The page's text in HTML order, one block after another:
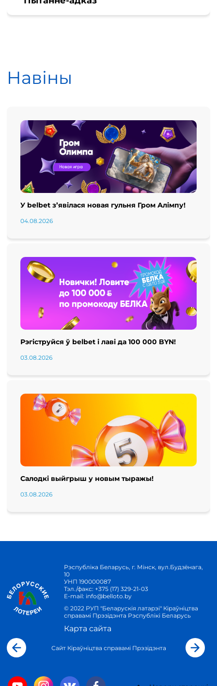
Навіны
У belbet з’явілася новая гульня Гром Алімпу!
04.08.2026
Рэгіструйся ў belbet і лаві да 100 000 BYN!
03.08.2026
Салодкі выйгрыш у новым тыражы!
03.08.2026
Рэспубліка Беларусь, г. Мінск, вул.Будзёнага,
10
УНП 190000087
Тэл./факс: +375 (17) 329-21-03
E-mail: info@belloto.by
© 2022 РУП "Беларускія латарэі" Кіраўніцтва
справамі Прэзідэнта Рэспублікі Беларусь
Карта сайта
Сайт Кіраўніцтва справамі Прэзідэнта